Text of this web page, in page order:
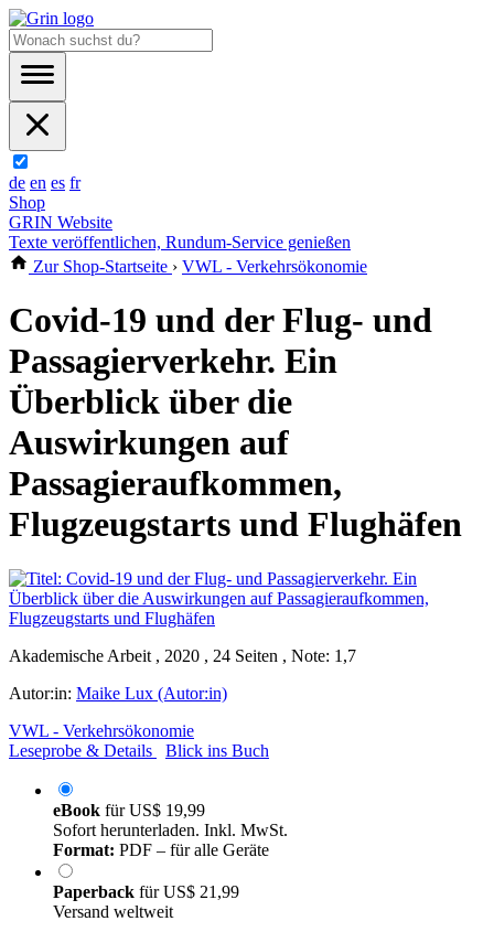
de en es fr
Shop
GRIN Website
Texte veröffentlichen, Rundum-Service genießen
Zur Shop-Startseite › VWL - Verkehrsökonomie
Covid-19 und der Flug- und
Passagierverkehr. Ein
Überblick über die
Auswirkungen auf
Passagieraufkommen,
Flugzeugstarts und Flughäfen
Akademische Arbeit , 2020 , 24 Seiten , Note: 1,7
Autor:in: Maike Lux (Autor:in)
VWL - Verkehrsökonomie
Leseprobe & Details
Blick ins Buch
eBook fürUS$ 19,99
Sofort herunterladen. Inkl. MwSt.
Format: PDF – für alle Geräte
Paperback fürUS$ 21,99
Versand weltweit